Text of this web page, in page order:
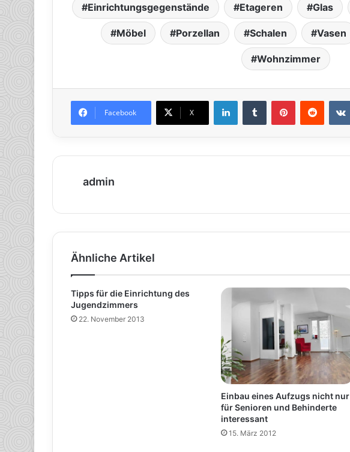
Einrichtungsgegenstände Etageren Glas
Möbel Porzellan Schalen Vasen
Wohnzimmer
Facebook X
admin
Ähnliche Artikel
Tipps für die Einrichtung des
Jugendzimmers
22. November 2013
Einbau eines Aufzugs nicht nur
für Senioren und Behinderte
interessant
15. März 2012